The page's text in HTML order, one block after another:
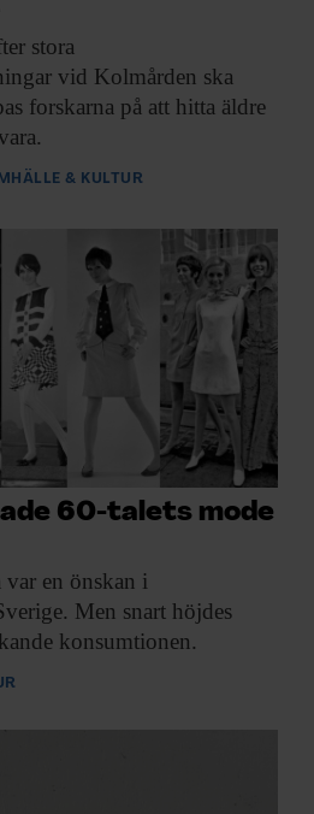
stora
vid Kolmården ska
forskarna på att hitta äldre
& KULTUR
60-talets mode
var en önskan i
Men snart höjdes
konsumtionen.